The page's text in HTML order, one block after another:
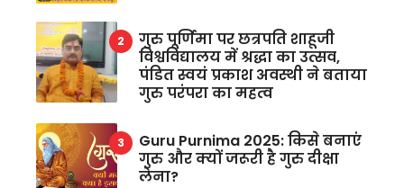
गुरु पूर्णिमा पर छत्रपति शाहूजी
विश्वविद्यालय में श्रद्धा का उत्सव,
पंडित स्वयं प्रकाश अवस्थी ने बताया
गुरु परंपरा का महत्व
Guru Purnima 2025: किसे बनाएं
गुरु और क्यों जरूरी है गुरु दीक्षा
लेना?